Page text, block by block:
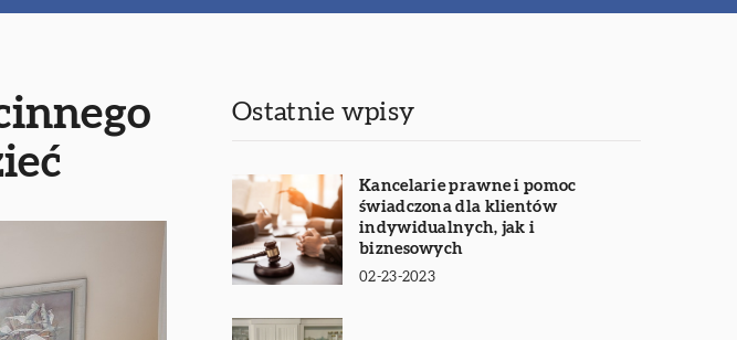
Ostatnie wpisy
Kancelarie prawne i pomoc
świadczona dla klientów
indywidualnych, jak i
biznesowych
02-23-2023